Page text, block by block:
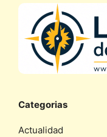
Categorias
Actualidad